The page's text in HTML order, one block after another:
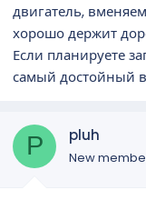
двигатель,
хорошо держит
Если планируете
самый достойный
P pluh
New